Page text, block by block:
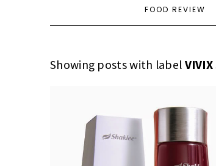
FOOD REVIEW
Showing posts with label